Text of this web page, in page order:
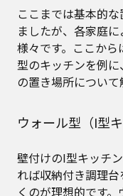
ここまでは基本的
ましたが、各家庭
様々です。ここか
型のキッチンを例
の置き場所について
ウォール型（I型キ
壁付けのI型キッチ
れば収納付き調理
くのが理想的です